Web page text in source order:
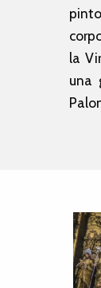
la
una